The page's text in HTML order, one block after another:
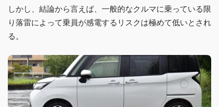
しかし、結論から言えば、一般的なクルマに乗っている限
り落雷によって乗員が感電するリスクは極めて低いとされ
る。